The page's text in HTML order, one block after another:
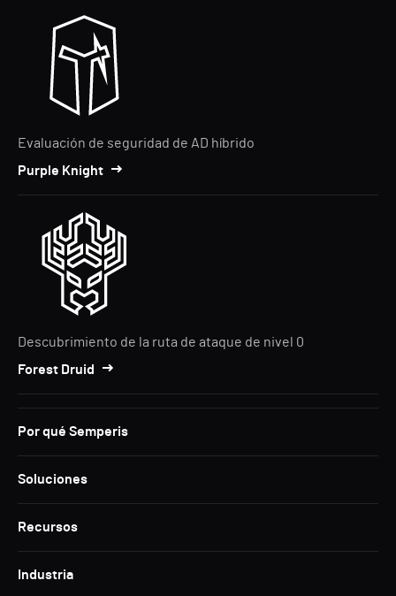
Evaluación de seguridad de AD híbrido
Purple Knight
Descubrimiento de la ruta de ataque de nivel 0
Forest Druid
Por qué Semperis
Soluciones
Recursos
Industria